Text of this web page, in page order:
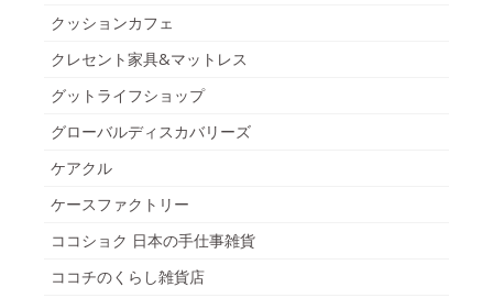
クッションカフェ
クレセント家具&マットレス
グットライフショップ
グローバルディスカバリーズ
ケアクル
ケースファクトリー
ココショク 日本の手仕事雑貨
ココチのくらし雑貨店